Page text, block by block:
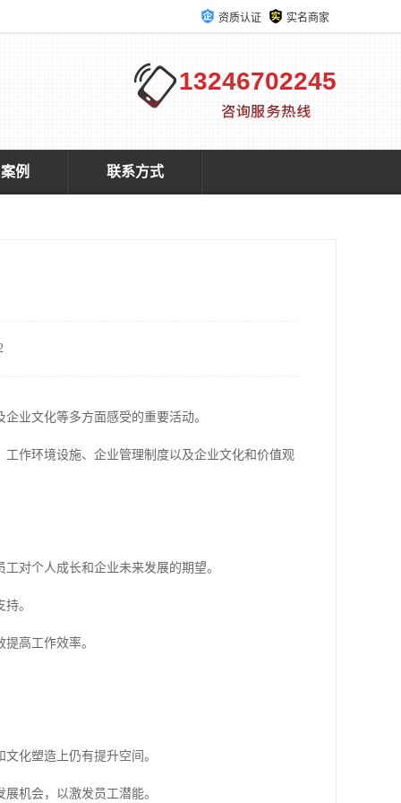
资质认证 实名商家
13246702245
例 联系方式
业文化等多方面感受的重要活动。
作环境设施、企业管理制度以及企业文化和价值观
对个人成长和企业未来发展的期望。
。
高工作效率。
化塑造上仍有提升空间。
机会，以激发员工潜能。